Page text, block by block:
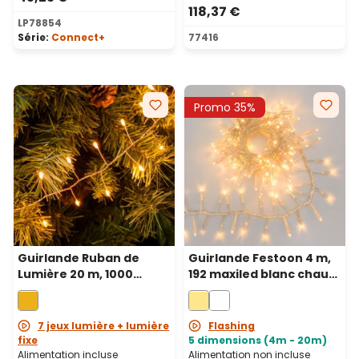
LP78854
Série: Connect+
118,37 €
77416
Guirlande Ruban de
Lumière 20 m, 1000
microled blanc chaud
traditionnel, câble métal
cuivré7 jeux lumière + lumière
fixe
Alimentation incluse
Promo 35%
Guirlande Festoon 4 m,
192 maxiled blanc chaud,
câble transparent,
prolongeable
Flashing
5 dimensions (4m - 20m)
Alimentation non incluse